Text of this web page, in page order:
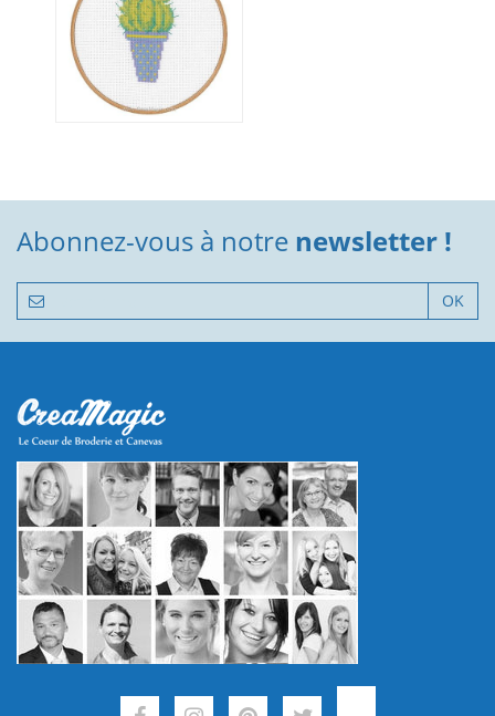
Abonnez-vous à notre newsletter !
OK